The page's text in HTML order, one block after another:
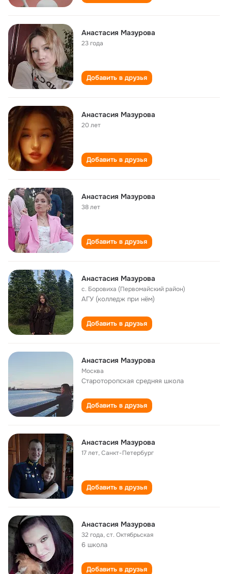
Анастасия Мазурова
23 года
Добавить в друзья
Анастасия Мазурова
20 лет
Добавить в друзья
Анастасия Мазурова
38 лет
Добавить в друзья
Анастасия Мазурова
с. Боровиха (Первомайский район)
АГУ (колледж при нём)
Добавить в друзья
Анастасия Мазурова
Москва
Староторопская cредняя школа
Добавить в друзья
Анастасия Мазурова
17 лет,Санкт-Петербург
Добавить в друзья
Анастасия Мазурова
32 года,ст. Октябрьская
6 школа
Добавить в друзья